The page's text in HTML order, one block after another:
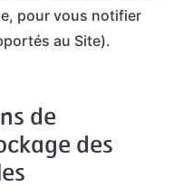
pour vous notifier
au Site).
de
des